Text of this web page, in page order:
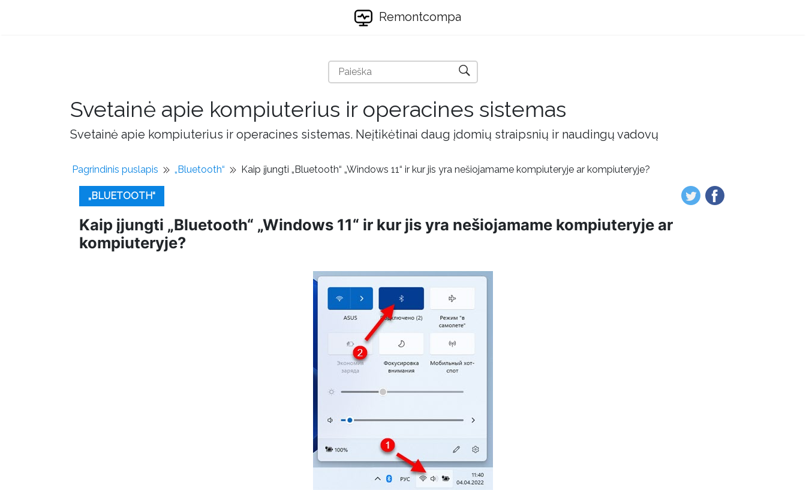
Remontcompa
Svetainė apie kompiuterius ir operacines sistemas
Svetainė apie kompiuterius ir operacines sistemas. Neįtikėtinai daug įdomių straipsnių ir naudingų vadovų
Pagrindinis puslapis „Bluetooth“ Kaip įjungti „Bluetooth“ „Windows 11“ ir kur jis yra nešiojamame kompiuteryje ar kompiuteryje?
„BLUETOOTH“
Kaip įjungti „Bluetooth“ „Windows 11“ ir kur jis yra nešiojamame kompiuteryje ar
kompiuteryje?